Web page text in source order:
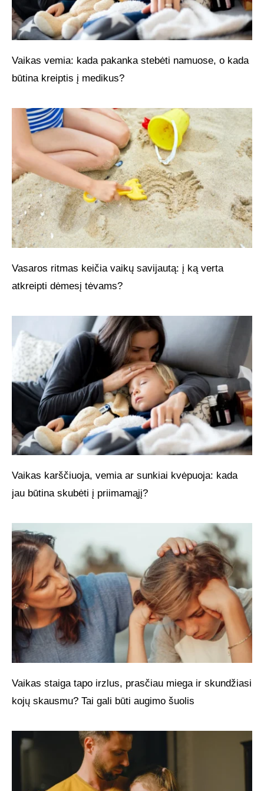
Vaikas vemia: kada pakanka stebėti namuose, o kada
būtina kreiptis į medikus?
Vasaros ritmas keičia vaikų savijautą: į ką verta
atkreipti dėmesį tėvams?
Vaikas karščiuoja, vemia ar sunkiai kvėpuoja: kada
jau būtina skubėti į priimamąjį?
Vaikas staiga tapo irzlus, prasčiau miega ir skundžiasi
kojų skausmu? Tai gali būti augimo šuolis